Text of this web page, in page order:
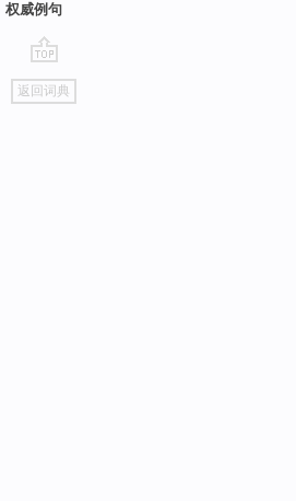
权威例句
go
top
返回词典